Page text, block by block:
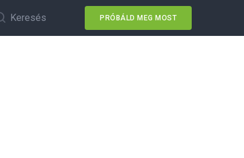
Keresés PRÓBÁLD MEG MOST